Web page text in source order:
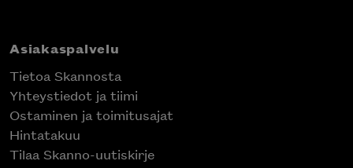
Asiakaspalvelu
Tietoa Skannosta
Yhteystiedot ja tiimi
Ostaminen ja toimitusajat
Hintatakuu
Tilaa Skanno-uutiskirje